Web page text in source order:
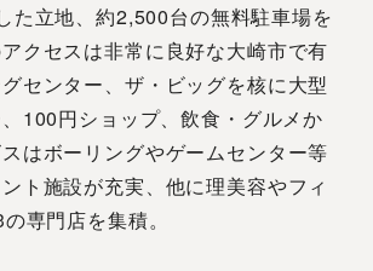
た立地、約2,500台の無料駐車場を
クセスは非常に良好な大崎市で有
センター、ザ・ビッグを核に大型
100円ショップ、飲食・グルメか
はボーリングやゲームセンター等
ト施設が充実、他に理美容やフィ
専門店を集積。